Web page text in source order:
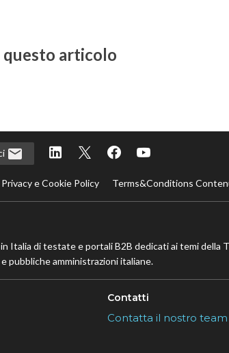
questo articolo
Privacy e Cookie Policy Terms&Conditions
Italia di testate e portali B2B dedicati ai temi della
pubbliche amministrazioni italiane.
Contatti
Contatta il nostro